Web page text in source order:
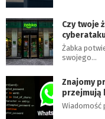
Czy twoje
Żabka
swojego…
Znajomy
przejmują
Wiadomość